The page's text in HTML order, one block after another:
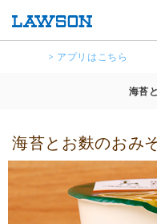
> アプリはこちら
海苔
海苔とお麩のおみ